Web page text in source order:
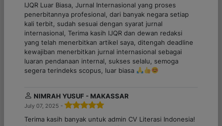
IJQR Luar Biasa, Jurnal Internasional yang proses
penerbitannya profesional, dari banyak negara setiap
kali terbit, sudah sesuai dengan syarat jurnal
internasional, Terima kasih IJQR dan dewan redaksi
yang telah menerbitkan artikel saya, ditengah deadline
kewajiban menerbitkan jurnal internasional sebagai
luaran pendanaan internal, sukses selalu, semoga
segera terindeks scopus, luar biasa
NIMRAH YUSUF - MAKASSAR
July 07, 2025 -
Terima kasih banyak untuk admin CV Literasi Indonesia!